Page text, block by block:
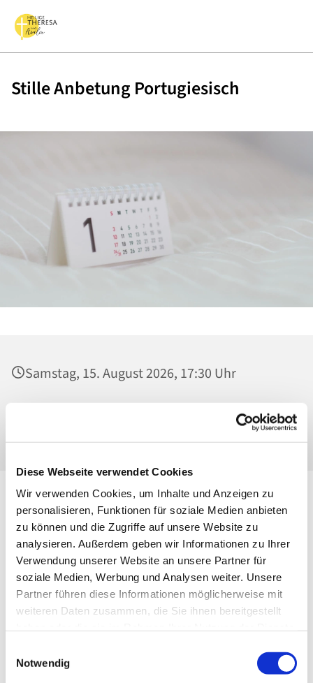
Diese Webseite verwendet Cookies
Wir verwenden Cookies, um Inhalte und Anzeigen zu
personalisieren, Funktionen für soziale Medien anbieten
zu können und die Zugriffe auf unsere Website zu
analysieren. Außerdem geben wir Informationen zu Ihrer
Verwendung unserer Website an unsere Partner für
soziale Medien, Werbung und Analysen weiter. Unsere
Partner führen diese Informationen möglicherweise mit
weiteren Daten zusammen, die Sie ihnen bereitgestellt
Notwendig
Stille Anbetung Portugiesisch
Samstag, 15. August 2026, 17:30 Uhr
Mater Dolorosa, Klosterkirche, Greifswalder